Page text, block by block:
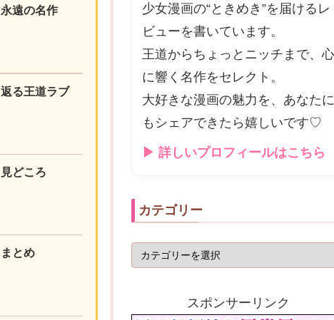
遠の名作
る王道ラブ
どころ
とめ
少女漫画の“ときめき”を届けるレ
ビューを書いています。
王道からちょっとニッチまで、心
に響く名作をセレクト。
大好きな漫画の魅力を、あなたに
もシェアできたら嬉しいです♡
▶ 詳しいプロフィールはこちら
カテゴリー
スポンサーリンク